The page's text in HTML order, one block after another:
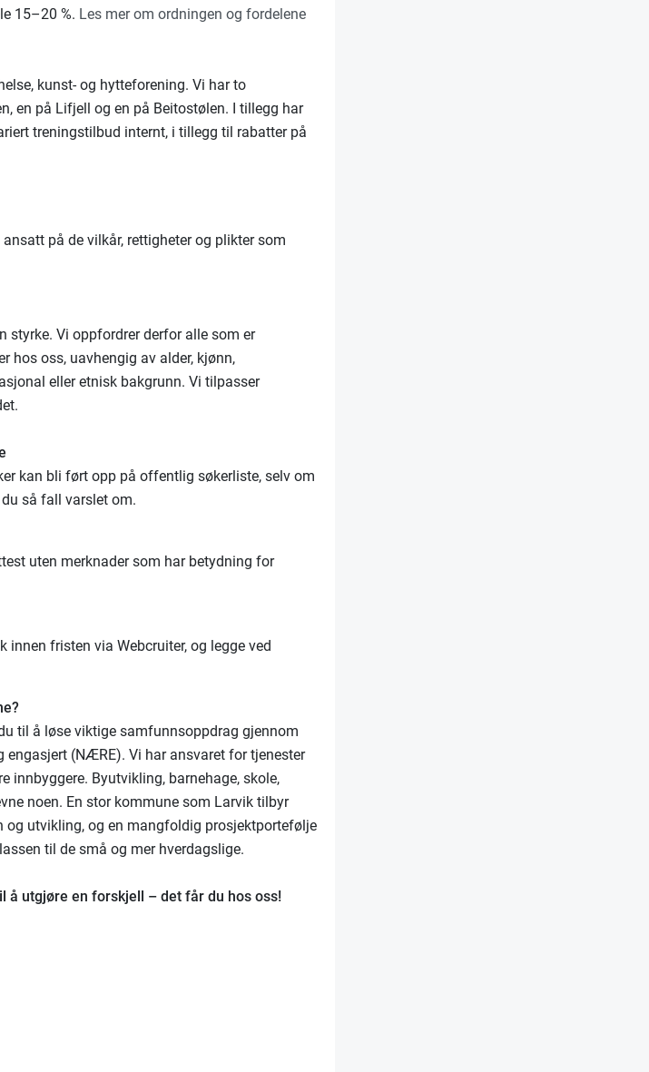
15–20 %. Les mer om ordningen og fordelene
kunst- og hytteforening. Vi har to
en på Lifjell og en på Beitostølen. I tillegg har
treningstilbud internt, i tillegg til rabatter på
på de vilkår, rettigheter og plikter som
styrke. Vi oppfordrer derfor alle som er
hos oss, uavhengig av alder, kjønn,
eller etnisk bakgrunn. Vi tilpasser
kan bli ført opp på offentlig søkerliste, selv om
så fall varslet om.
uten merknader som har betydning for
innen fristen via Webcruiter, og legge ved
til å løse viktige samfunnsoppdrag gjennom
engasjert (NÆRE). Vi har ansvaret for tjenester
innbyggere. Byutvikling, barnehage, skole,
noen. En stor kommune som Larvik tilbyr
utvikling, og en mangfoldig prosjektportefølje
til de små og mer hverdagslige.
å utgjøre en forskjell – det får du hos oss!